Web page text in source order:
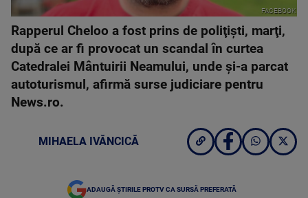
FACEBOOK
Rapperul Cheloo a fost prins de poliţişti, marţi,
după ce ar fi provocat un scandal în curtea
Catedralei Mântuirii Neamului, unde şi-a parcat
autoturismul, afirmă surse judiciare pentru
News.ro.
MIHAELA IVĂNCICĂ
ADAUGĂ ȘTIRILE PROTV CA SURSĂ PREFERATĂ